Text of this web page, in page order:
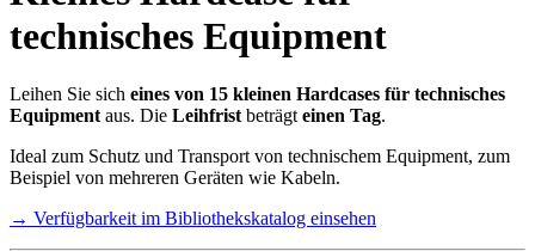
technisches Equipment
Leihen Sie sich eines von 15 kleinen Hardcases für technisches
Equipment aus. Die Leihfrist beträgt einen Tag.
Ideal zum Schutz und Transport von technischem Equipment, zum
Beispiel von mehreren Geräten wie Kabeln.
→ Verfügbarkeit im Bibliothekskatalog einsehen